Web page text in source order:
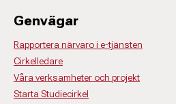
Genvägar
Rapportera närvaro i e-tjänsten
Cirkelledare
Våra verksamheter och projekt
Starta Studiecirkel